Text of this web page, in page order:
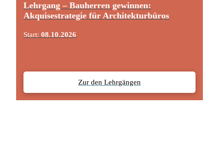
Lehrgang – Bauherren gewinnen:
Akquisestrategie für Architekturbüros
Start: 08.10.2026
Zur den Lehrgängen